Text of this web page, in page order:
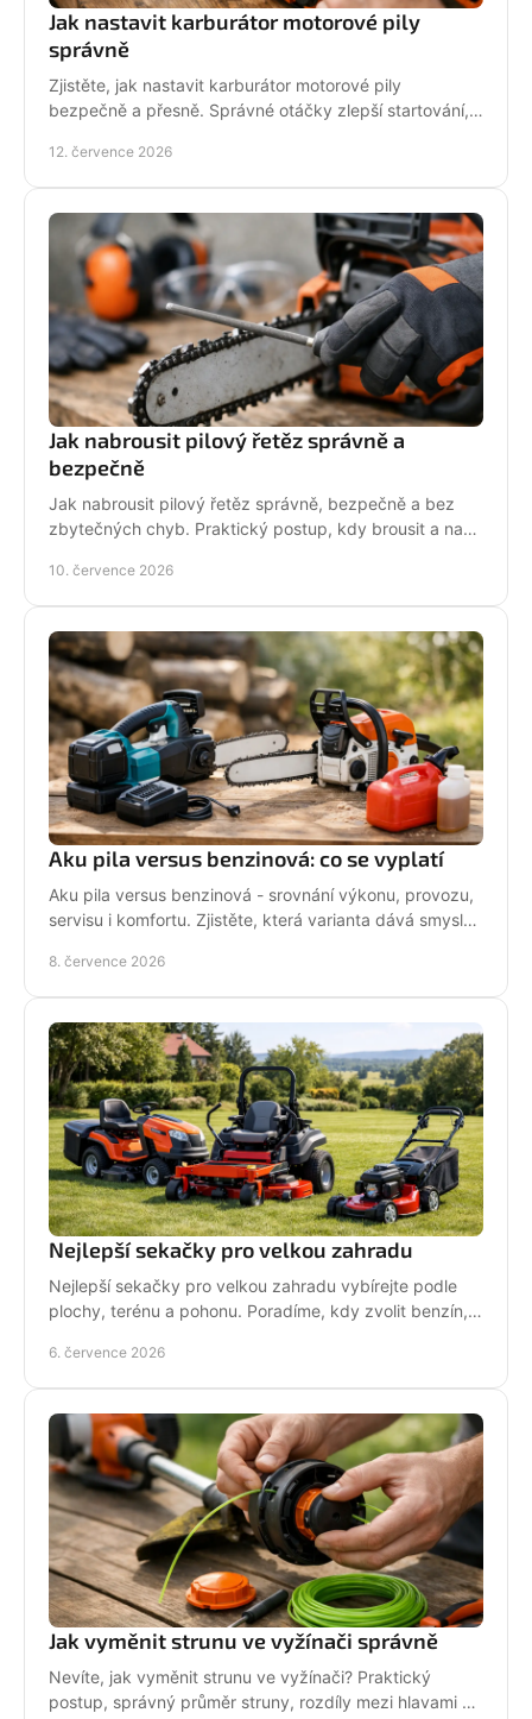
Jak nastavit karburátor motorové pily
správně
Zjistěte, jak nastavit karburátor motorové pily
bezpečně a přesně. Správné otáčky zlepší startování,
12. července 2026
Jak nabrousit pilový řetěz správně a
bezpečně
Jak nabrousit pilový řetěz správně, bezpečně a bez
zbytečných chyb. Praktický postup, kdy brousit a na
10. července 2026
Aku pila versus benzinová: co se vyplatí
Aku pila versus benzinová - srovnání výkonu, provozu,
servisu i komfortu. Zjistěte, která varianta dává smysl
8. července 2026
Nejlepší sekačky pro velkou zahradu
Nejlepší sekačky pro velkou zahradu vybírejte podle
plochy, terénu a pohonu. Poradíme, kdy zvolit benzín,
6. července 2026
Jak vyměnit strunu ve vyžínači správně
Nevíte, jak vyměnit strunu ve vyžínači? Praktický
postup, správný průměr struny, rozdíly mezi hlavami a